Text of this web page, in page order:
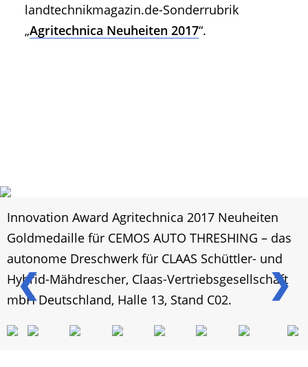
landtechnikmagazin.de-Sonderrubrik
„Agritechnica Neuheiten 2017“.
❮ ❯
Innovation Award Agritechnica 2017 Neuheiten
Goldmedaille für CEMOS AUTO THRESHING – das
autonome Dreschwerk für CLAAS Schüttler- und
Hybrid-Mähdrescher, Claas-Vertriebsgesellschaft
mbH Deutschland, Halle 13, Stand C02.